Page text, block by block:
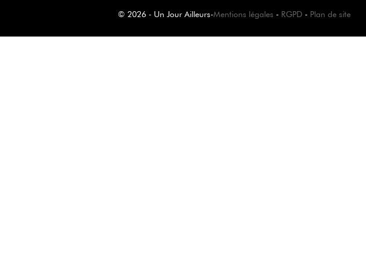
© 2026 - Un Jour Ailleurs-Mentions légales - RGPD- Plan de site